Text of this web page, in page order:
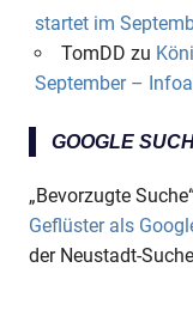
startet im
TomDD zu
September –
GOOGLE
„Bevorzugte
Geflüster als
der Neustadt-